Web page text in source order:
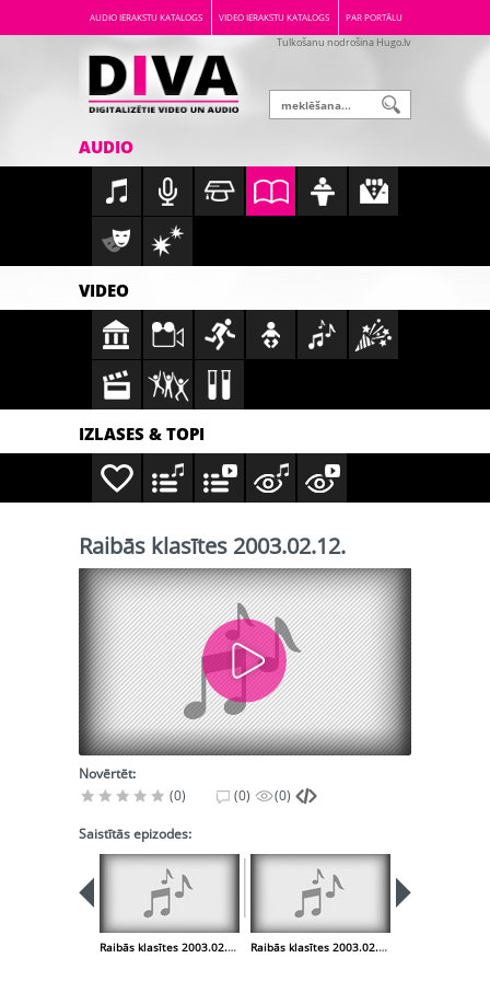
AUDIO IERAKSTU KATALOGS VIDEO IERAKSTU KATALOGS PAR PORTĀLU
Tulkošanu nodrošina Hugo.lv
AUDIO
VIDEO
IZLASES & TOPI
Raibās klasītes 2003.02.12.
Novērtēt:
(0)
(0) (0)
Saistītās epizodes:
Raibās klasītes 2003.02.05. Raibās klasītes 2003.02.19.